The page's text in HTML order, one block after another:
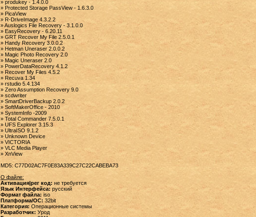
» produkey - 1.4.0.0
» Protected Storage PassView - 1.6.3.0
» PicaView
» R-DriveImage 4.3.2.2
» Auslogics File Recovery - 3.1.0.0
» EasyRecovery - 6.20.11
» GRT Recover My File 2.5.0.1
» Handy Recovery 3.0.0.2
» Hetman Uneraser 2.0.0.2
» Magic Photo Recovery 2.0
» Magic Uneraser 2.0
» PowerDataRecovery 4.1.2
» Recover My Files 4.5.2
» Recuva 1.34
» rstudio 5.4.134
» Zero Assumption Recovery 9.0
» scdwriter
» SmartDriverBackup 2.0.2
» SoftMakerOffice - 2010
» SystemInfo -2009
» Total Commander 7.5.0.1
» UFS Explorer 3.15.3
» UltraISO 9.1.2
» Unknown Device
» VICTORIA
» VLC Media Player
» XnView
MD5: C77D02AC7F0E83A339C27C22CABEBA73
О файле:
Активация|рег код: не требуется
Язык Интерфейса:русский
Формат файла: iso
Платформа/ОС:32bit
Категория: Операционные системы
Разработчик: Урод